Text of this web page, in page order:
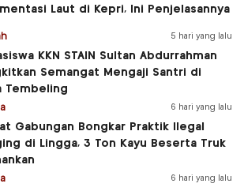
Laut di Kepri, Ini Penjelasannya
5 hari yang lalu
KKN STAIN Sultan Abdurrahman
Semangat Mengaji Santri di
Tembeling
6 hari yang lalu
Gabungan Bongkar Praktik Ilegal
di Lingga, 3 Ton Kayu Beserta Truk
6 hari yang lalu